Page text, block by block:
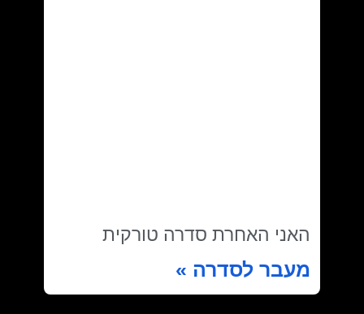
האני האחרת סדרה טורקית
מעבר לסדרה »